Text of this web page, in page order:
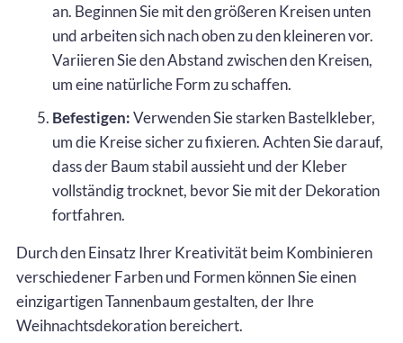
an. Beginnen Sie mit den größeren Kreisen unten
und arbeiten sich nach oben zu den kleineren vor.
Variieren Sie den Abstand zwischen den Kreisen,
um eine natürliche Form zu schaffen.
Befestigen:Verwenden Sie starken Bastelkleber,
um die Kreise sicher zu fixieren. Achten Sie darauf,
dass der Baum stabil aussieht und der Kleber
vollständig trocknet, bevor Sie mit der Dekoration
fortfahren.
Durch den Einsatz Ihrer Kreativität beim Kombinieren
verschiedener Farben und Formen können Sie einen
einzigartigen Tannenbaum gestalten, der Ihre
Weihnachtsdekoration bereichert.